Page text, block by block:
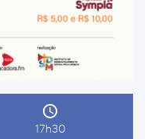
17h30